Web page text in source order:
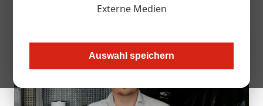
Externe Medien
Auswahl speichern